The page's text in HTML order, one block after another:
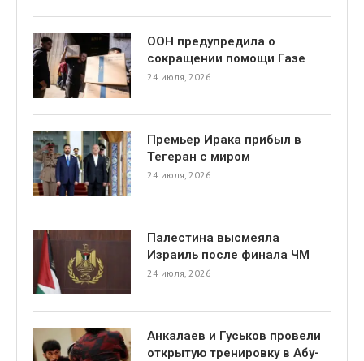
ООН предупредила о
сокращении помощи Газе
24 июля, 2026
Премьер Ирака прибыл в
Тегеран с миром
24 июля, 2026
Палестина высмеяла
Израиль после финала ЧМ
24 июля, 2026
Анкалаев и Гуськов провели
открытую тренировку в Абу-